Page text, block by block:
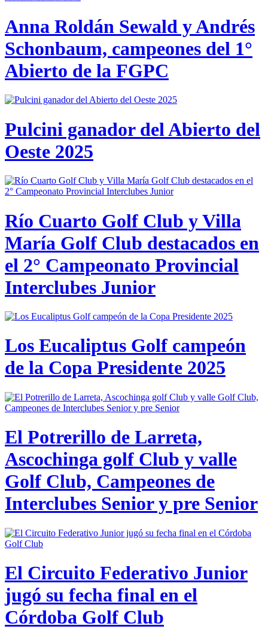
Anna Roldán Sewald y Andrés
Schonbaum, campeones del 1°
Abierto de la FGPC
Pulcini ganador del Abierto del
Oeste 2025
Río Cuarto Golf Club y Villa
María Golf Club destacados en
el 2° Campeonato Provincial
Interclubes Junior
Los Eucaliptus Golf campeón
de la Copa Presidente 2025
El Potrerillo de Larreta,
Ascochinga golf Club y valle
Golf Club, Campeones de
Interclubes Senior y pre Senior
El Circuito Federativo Junior
jugó su fecha final en el
Córdoba Golf Club